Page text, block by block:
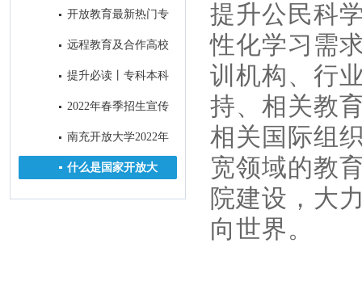
开放教育最新热门专
远程教育及合作高校
提升必读丨专科本科
之间究竟有何差别？
2022年春季招生宣传
招生简章与H5制作及南充主流
媒体微信公众号和APP上进行招
生广告发布比选邀请
南充开放大学2022年
成人教育正在报名中，欢迎咨
什么是国家开放大
提升公民科
性化学习需
训机构、行
持、相关教
相关国际组
宽领域的教
院建设，大
向世界。